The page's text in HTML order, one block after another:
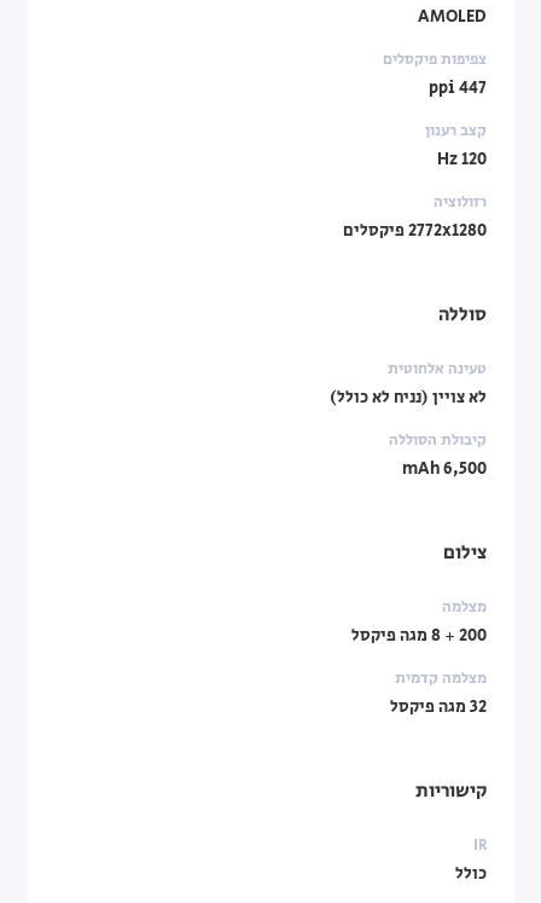
AMOLED
צפיפות פיקסלים
447 ppi
קצב רענון
120 Hz
רזולוציה
2772x1280 פיקסלים
סוללה
טעינה אלחוטית
לא צויין (נניח לא כולל)
קיבולת הסוללה
6,500 mAh
צילום
מצלמה
200 + 8 מגה פיקסל
מצלמה קדמית
32 מגה פיקסל
קישוריות
IR
כולל